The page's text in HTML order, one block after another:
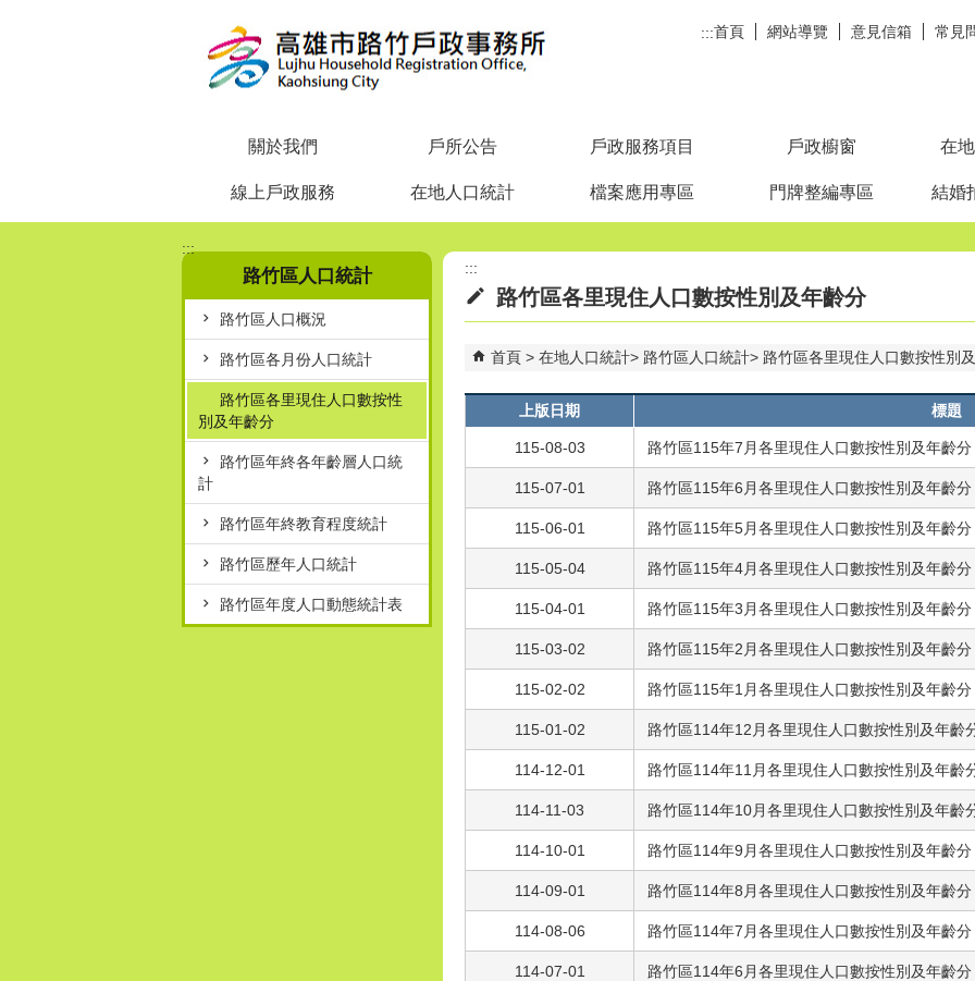
:::首頁 網站導覽 意見信箱 常見
關於我們 戶所公告 戶政服務項目 戶政櫥窗 在
線上戶政服務 在地人口統計 檔案應用專區 門牌整編專區 結婚
:::
路竹區人口統計
路竹區人口概況
路竹區各月份人口統計
路竹區各里現住人口數按性
別及年齡分
路竹區年終各年齡層人口統
計
路竹區年終教育程度統計
路竹區歷年人口統計
路竹區年度人口動態統計表
:::
路竹區各里現住人口數按性別及年齡分
首頁 在地人口統計 路竹區人口統計 路竹區各里現住人口數按性別
上版日期 標題
115-08-03 路竹區115年7月各里現住人口數按性別及年齡分
115-07-01 路竹區115年6月各里現住人口數按性別及年齡分
115-06-01 路竹區115年5月各里現住人口數按性別及年齡分
115-05-04 路竹區115年4月各里現住人口數按性別及年齡分
115-04-01 路竹區115年3月各里現住人口數按性別及年齡分
115-03-02 路竹區115年2月各里現住人口數按性別及年齡分
115-02-02 路竹區115年1月各里現住人口數按性別及年齡分
115-01-02 路竹區114年12月各里現住人口數按性別及年齡
114-12-01 路竹區114年11月各里現住人口數按性別及年齡
114-11-03 路竹區114年10月各里現住人口數按性別及年齡
114-10-01 路竹區114年9月各里現住人口數按性別及年齡分
114-09-01 路竹區114年8月各里現住人口數按性別及年齡分
114-08-06 路竹區114年7月各里現住人口數按性別及年齡分
114-07-01 路竹區114年6月各里現住人口數按性別及年齡分